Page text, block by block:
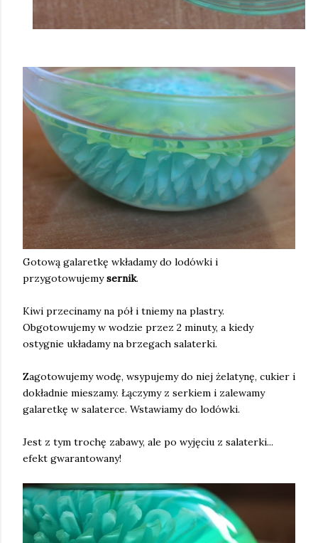
Gotową galaretkę wkładamy do lodówki i
przygotowujemysernik.
Kiwi przecinamy na pół i tniemy na plastry.
Obgotowujemy w wodzie przez 2 minuty, a kiedy
ostygnie układamy na brzegach salaterki.
Zagotowujemy wodę, wsypujemy do niej żelatynę, cukier i
dokładnie mieszamy. Łączymy z serkiem i zalewamy
galaretkę w salaterce. Wstawiamy do lodówki.
Jest z tym trochę zabawy, ale po wyjęciu z salaterki...
efekt gwarantowany!